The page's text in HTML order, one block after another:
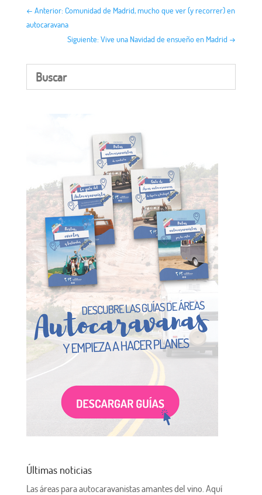
← Anterior: Comunidad de Madrid, mucho que ver (y recorrer) en
autocaravana
Siguiente: Vive una Navidad de ensueño en Madrid →
Últimas noticias
Las áreas para autocaravanistas amantes del vino. Aquí